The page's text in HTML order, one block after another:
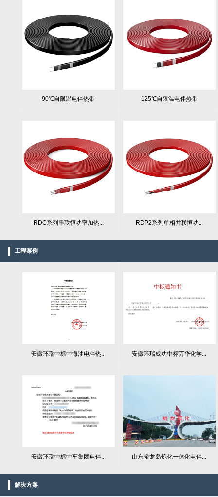
90℃自限温电伴热带 125℃自限温电伴热带
RDC系列串联恒功率加热... RDP2系列单相并联恒功...
工程案例
安徽环瑞中标中海油电伴热... 安徽环瑞成功中标万华化学...
安徽环瑞中标中车集团电伴... 山东裕龙岛炼化一体化电伴...
解决方案